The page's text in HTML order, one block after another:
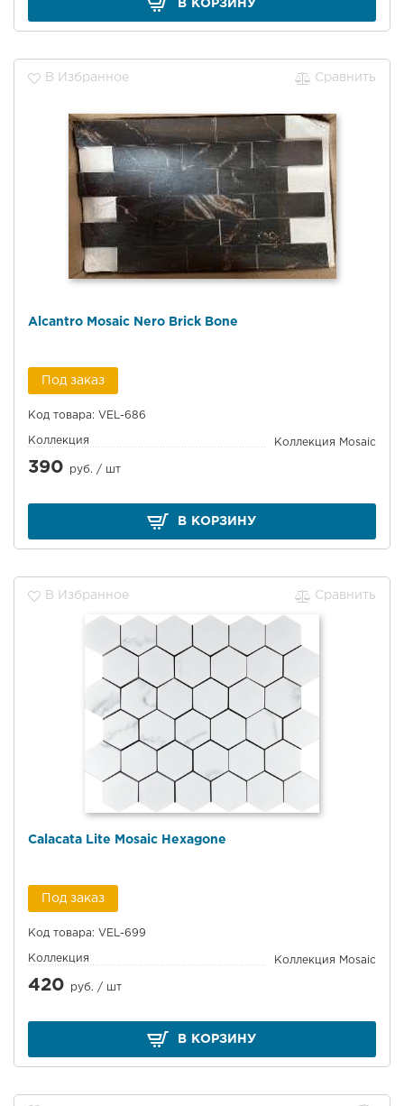
В КОРЗИНУ
В Избранное Сравнить
Alcantro Mosaic Nero Brick Bone
Под заказ
Код товара: VEL-686
Коллекция Коллекция Mosaic
390 руб. / шт
В КОРЗИНУ
В Избранное Сравнить
Calacata Lite Mosaic Hexagone
Под заказ
Код товара: VEL-699
Коллекция Коллекция Mosaic
420 руб. / шт
В КОРЗИНУ